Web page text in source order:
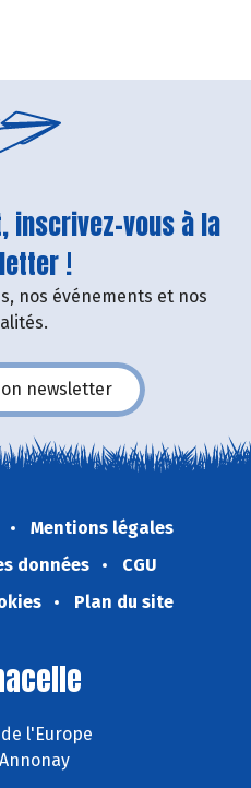
inscrivez-vous à la
!
nos événements et nos
newsletter
Mentions légales
données
CGU
Plan du site
l'Europe